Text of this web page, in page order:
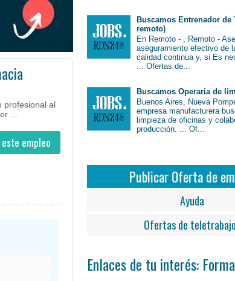
profesional al
...
empleo
Buscamos Entrenador de
remoto)
En Remoto - , Remoto -
aseguramiento efectivo de
calidad continua y, si Es
... Ofertas de...
Buscamos Operaria de
Buenos Aires, Nueva
empresa manufacturera
limpieza de oficinas y
producción. ... Of...
Publicar Oferta de
Ayuda
Ofertas de
Enlaces de tu interés: